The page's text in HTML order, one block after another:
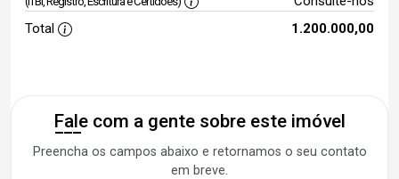
Total
1.200.000,00
Fale com a gente sobre este imóvel
Preencha os campos abaixo e retornamos o seu contato
em breve.